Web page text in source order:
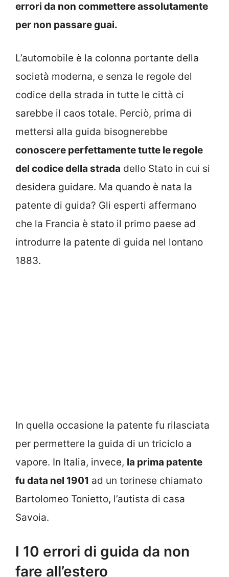
errori da non commettere assolutamente
per non passare guai.
L’automobile è la colonna portante della
società moderna, e senza le regole del
codice della strada in tutte le città ci
sarebbe il caos totale. Perciò, prima di
mettersi alla guida bisognerebbe
conoscere perfettamente tutte le regole
del codice della strada dello Stato in cui si
desidera guidare. Ma quando è nata la
patente di guida? Gli esperti affermano
che la Francia è stato il primo paese ad
introdurre la patente di guida nel lontano
1883.
In quella occasione la patente fu rilasciata
per permettere la guida di un triciclo a
vapore. In Italia, invece, la prima patente
fu data nel 1901 ad un torinese chiamato
Bartolomeo Tonietto, l’autista di casa
Savoia.
I 10 errori di guida da non
fare all’estero